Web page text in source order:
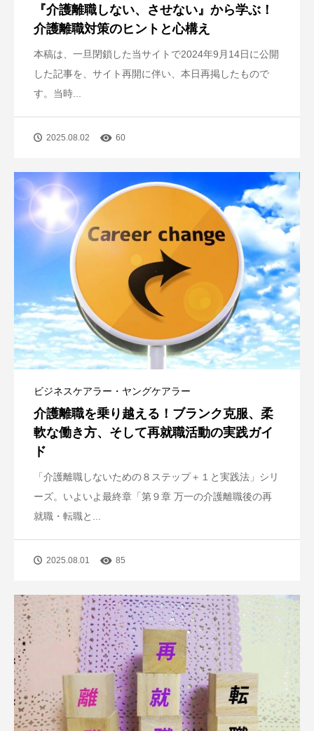
『介護離職しない、させない』から学ぶ！
介護離職対策のヒントと心構え
本稿は、一旦閉鎖した当サイトで2024年9月14日に公開
した記事を、サイト再開に伴い、本日再掲したもので
す。当時...
2025.08.02 60
ビジネスケアラー・ヤングケアラー
介護離職を乗り越える！ブランク克服、柔
軟な働き方、そして再就職活動の実践ガイ
ド
「介護離職しないための８ステップ＋１と実践法」シリ
ーズ。いよいよ最終章「第９章 万一の介護離職後の再
就職・転職と...
2025.08.01 85